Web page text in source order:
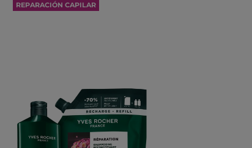
REPARACIÓN CAPILAR